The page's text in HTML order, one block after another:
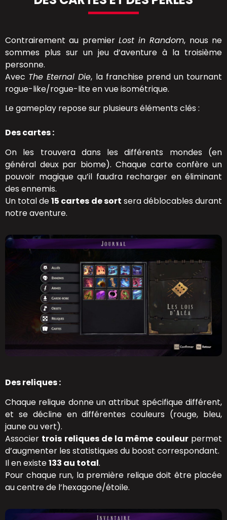
Contrairement au premier Lost in Random, nous ne
sommes plus sur un jeu d’aventure à la troisième
personne.
Avec The Eternal Die, la franchise prend un tournant
rogue-like/rogue-lite en vue isométrique.
Le gameplay repose sur plusieurs éléments clés :
Des cartes :
On les trouvera dans les différents mondes (en
général deux par biome). Chaque carte confère un
pouvoir magique qu’il faudra recharger en éliminant
des ennemis.
Un total de15 cartes de sort sera déblocables durant
notre aventure.
Des reliques :
Chaque relique donne un attribut spécifique différent,
et se décline en différentes couleurs (rouge, bleu,
jaune ou vert).
Associer trois reliques de la même couleurpermet
d’augmenter les statistiques du boost correspondant.
Il en existe133 au total.
Pour chaque run, la première relique doit être placée
au centre de l’hexagone/étoile.